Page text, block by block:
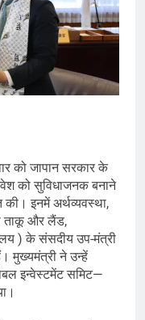
को जापान सरकार के
को सुविधाजनक बनाने
की। इनमें अर्थव्यवस्था,
ताकू और लैंड,
) के संसदीय उप-मंत्री
मुख्यमंत्री ने उन्हें
इन्वेस्टमेंट समिट—